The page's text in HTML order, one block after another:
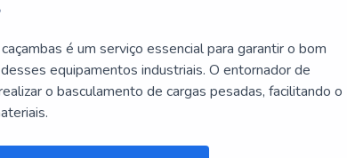
é um serviço essencial para garantir o bom
equipamentos industriais. O entornador de
o basculamento de cargas pesadas, facilitando o